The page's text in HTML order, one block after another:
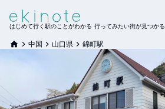
はじめて行く駅のことがわかる 行ってみたい街が見つかる
中国 山口県 錦町駅